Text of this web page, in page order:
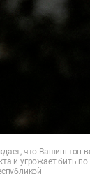
что Вашингтон
и угрожает бить